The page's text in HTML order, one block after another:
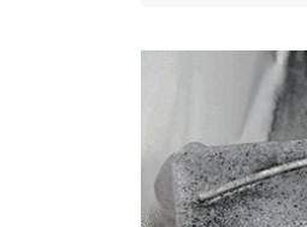
Plan Finde